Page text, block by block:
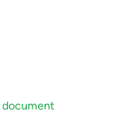
document